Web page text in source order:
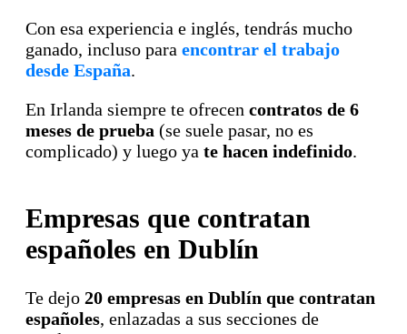
Con esa experiencia e inglés, tendrás mucho
ganado, incluso para encontrar el trabajo
desde España.
En Irlanda siempre te ofrecen contratos de 6
meses de prueba (se suele pasar, no es
complicado) y luego ya te hacen indefinido.
Empresas que contratan
españoles en Dublín
Te dejo 20 empresas en Dublín que contratan
españoles, enlazadas a sus secciones de